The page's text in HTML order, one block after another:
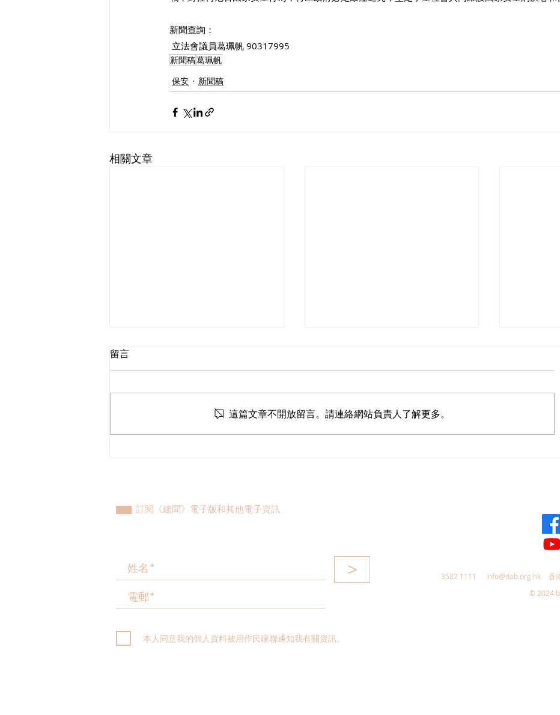
新聞查詢：
立法會議員葛珮帆 90317995
新聞稿葛珮帆
保安
新聞稿
相關文章
留言
這篇文章不開放留言。請連絡網站負責人了解更多。
訂閱《建聞》電子版和其他電子資訊
>
本人同意我的個人資料被用作民建聯通知我有關資訊。
3582 1111 info@dab.org.hk
香
© 2024